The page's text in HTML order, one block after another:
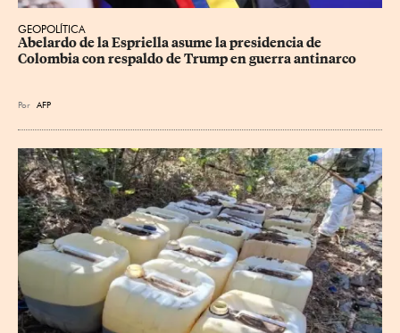
GEOPOLÍTICA
Abelardo de la Espriella asume la presidencia de
Colombia con respaldo de Trump en guerra antinarco
Por AFP